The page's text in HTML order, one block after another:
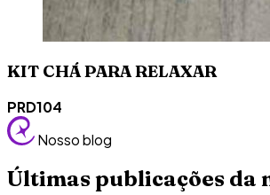
KIT CHÁ PARA RELAXAR
PRD104
Nosso blog
Últimas publicações da